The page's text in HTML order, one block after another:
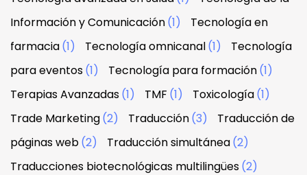
Información y Comunicación(1)
Tecnología en
farmacia(1) Tecnología omnicanal(1)
Tecnología
para eventos(1) Tecnología para formación(1)
Terapias Avanzadas(1) TMF (1) Toxicología(1)
Trade Marketing(2) Traducción(3)
Traducción de
páginas web(2) Traducción simultánea(2)
Traducciones biotecnológicas multilingües(2)